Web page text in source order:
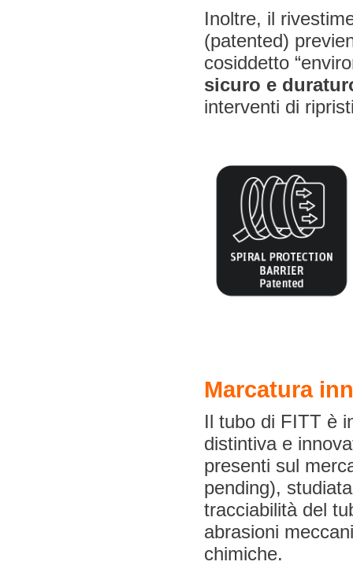
Inoltre, il
(patented)
cosiddetto
sicuro e
interventi di
Marcatura
Il tubo di FITT è
distintiva e
presenti sul
pending),
tracciabilità del
abrasioni
chimiche.